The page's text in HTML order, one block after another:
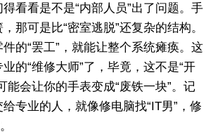
看是不是“内部人员”出了问题。手
那可是比“密室逃脱”还复杂的结构。
的“罢工”，就能让整个系统瘫痪。这
的“维修大师”了，毕竟，这不是“开
能会让你的手表变成“废铁一块”。记
专业的人，就像修电脑找“IT男”，修